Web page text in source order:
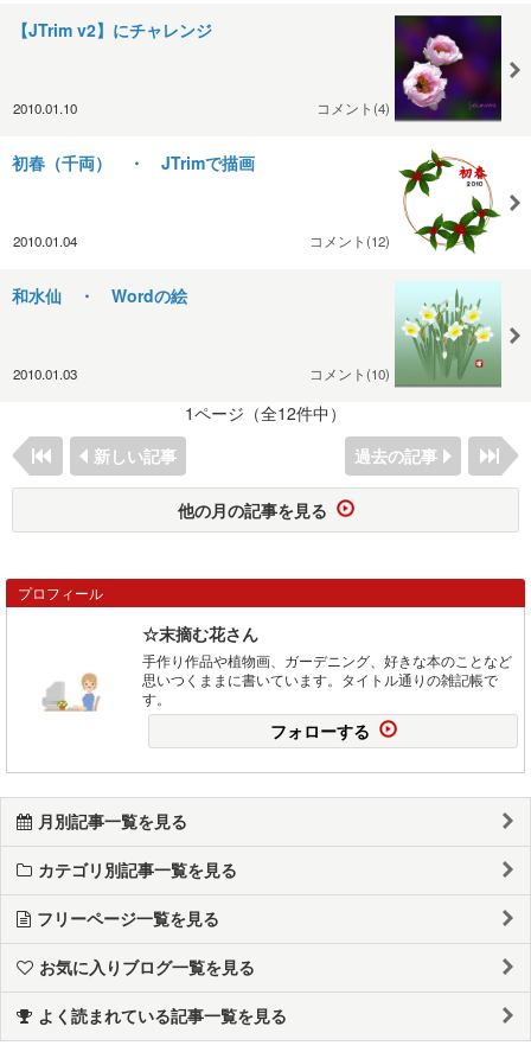
【JTrim v2】にチャレンジ
2010.01.10 コメント(4)
初春（千両） ・ JTrimで描画
2010.01.04 コメント(12)
和水仙 ・ Wordの絵
2010.01.03 コメント(10)
1ページ（全12件中）
新しい記事
過去の記事
他の月の記事を見る
プロフィール
☆末摘む花さん
手作り作品や植物画、ガーデニング、好きな本のことなど
思いつくままに書いています。タイトル通りの雑記帳で
す。
フォローする
月別記事一覧を見る
カテゴリ別記事一覧を見る
フリーページ一覧を見る
お気に入りブログ一覧を見る
よく読まれている記事一覧を見る